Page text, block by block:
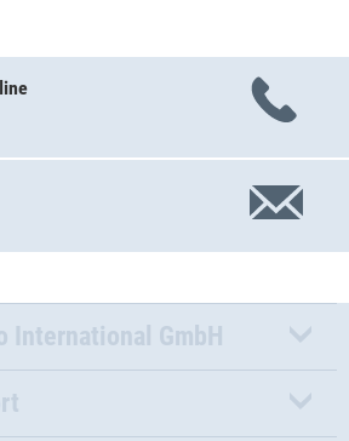
International GmbH